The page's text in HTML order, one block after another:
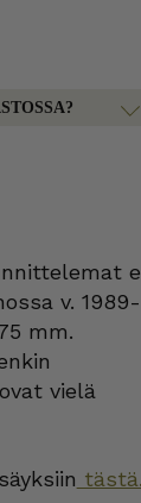
v. 1989-
mm.
vielä
tästä.